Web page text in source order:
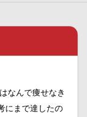
なんで痩せなき
にまで達したの